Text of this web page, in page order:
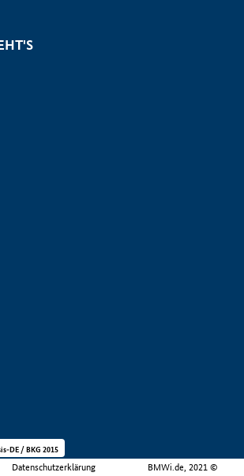
Datenschutzerklärung BMWi.de, 2021 ©
DE / BKG 2015